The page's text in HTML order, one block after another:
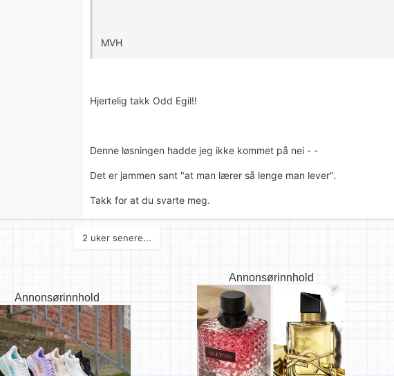
MVH
Hjertelig takk Odd Egil!!
Denne løsningen hadde jeg ikke kommet på nei - -
Det er jammen sant "at man lærer så lenge man lever".
Takk for at du svarte meg.
2 uker senere...
Annonsørinnhold
Annonsørinnhold